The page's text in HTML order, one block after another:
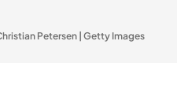
Petersen | Getty Images